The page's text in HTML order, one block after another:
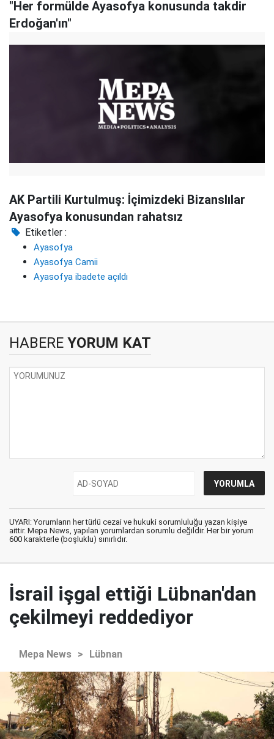
"Her formülde Ayasofya konusunda takdir
Erdoğan'ın"
AK Partili Kurtulmuş: İçimizdeki Bizanslılar
Ayasofya konusundan rahatsız
Etiketler :
Ayasofya
Ayasofya Camii
Ayasofya ibadete açıldı
HABERE YORUM KAT
UYARI: Yorumların her türlü cezai ve hukuki sorumluluğu yazan kişiye
aittir. Mepa News, yapılan yorumlardan sorumlu değildir. Her bir yorum
600 karakterle (boşluklu) sınırlıdır.
İsrail işgal ettiği Lübnan'dan
çekilmeyi reddediyor
Mepa News > Lübnan